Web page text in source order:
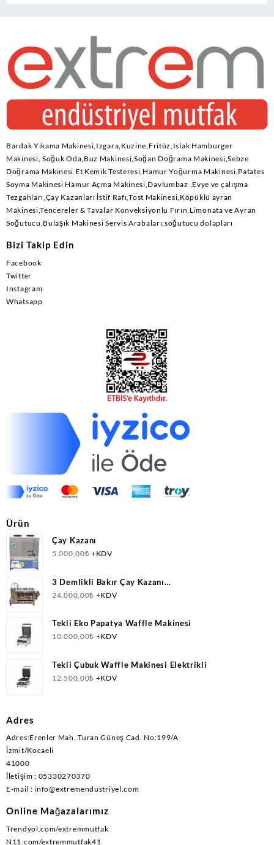
Bardak Yıkama Makinesi,Izgara,Kuzine,Fritöz,Islak Hamburger
Makinesi, Soğuk Oda,Buz Makinesi,Soğan Doğrama Makinesi,Sebze
Doğrama Makinesi Et Kemik Testeresi,Hamur Yoğurma Makinesi,Patates
Soyma Makinesi Hamur Açma Makinesi,Davlumbaz ,Evye ve çalışma
Tezgahları,Çay Kazanları İstif Rafı,Tost Makinesi,Köpüklü ayran
Makinesi,Tencereler & Tavalar Konveksiyonlu Fırın,Limonata ve Ayran
Soğutucu,Bulaşık Makinesi Servis Arabaları,soğutucu dolapları
Bizi Takip Edin
Facebook
Twitter
Instagram
Whatsapp
Ürün
Çay Kazanı
5.000,00₺ +KDV
3 Demlikli Bakır Çay Kazanı
Doğalgazlı(CNG)+Elektrikli Ce Belgeli
24.000,00₺ +KDV
Tekli Eko Papatya Waffle Makinesi
10.000,00₺ +KDV
Tekli Çubuk Waffle Makinesi Elektrikli
12.500,00₺ +KDV
Adres
Adres:Erenler Mah. Turan Güneş Cad. No:199/A
İzmit/Kocaeli
41000
İletişim : 05330270370
E-mail : info@extremendustriyel.com
Online Mağazalarımız
Trendyol.com/extremmutfak
N11.com/extremmutfak41